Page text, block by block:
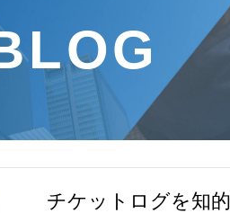
チケットログを知